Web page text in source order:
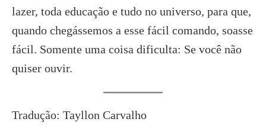
lazer, toda educação e tudo no universo, para que,
quando chegássemos a esse fácil comando, soasse
fácil. Somente uma coisa dificulta: Se você não
quiser ouvir.
Tradução: Tayllon Carvalho